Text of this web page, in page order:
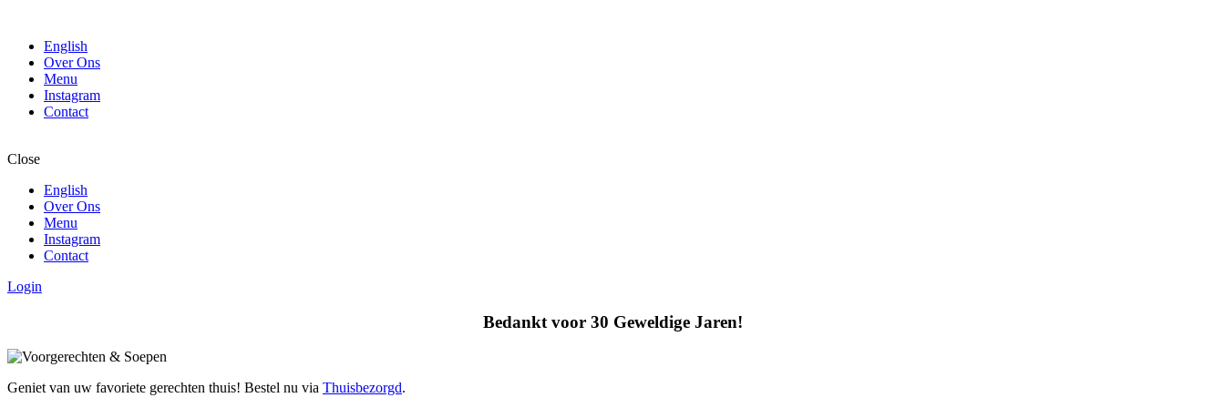
English
Over Ons
Menu
Instagram
Contact
Close
English
Over Ons
Menu
Instagram
Contact
Login
Bedankt voor 30 Geweldige Jaren!
Geniet van uw favoriete gerechten thuis! Bestel nu via Thuisbezorgd.